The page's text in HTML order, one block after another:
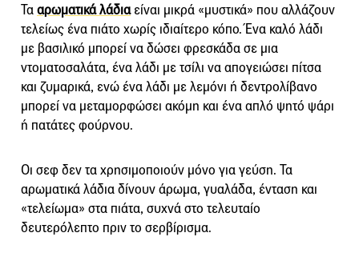
Τααρωματικά λάδιαείναι μικρά «μυστικά» που αλλάζουν
τελείως ένα πιάτο χωρίς ιδιαίτερο κόπο. Ένα καλό λάδι
με βασιλικό μπορεί να δώσει φρεσκάδα σε μια
ντοματοσαλάτα, ένα λάδι με τσίλι να απογειώσει πίτσα
και ζυμαρικά, ενώ ένα λάδι με λεμόνι ή δεντρολίβανο
μπορεί να μεταμορφώσει ακόμη και ένα απλό ψητό ψάρι
ή πατάτες φούρνου.
Οι σεφ δεν τα χρησιμοποιούν μόνο για γεύση. Τα
αρωματικά λάδια δίνουν άρωμα, γυαλάδα, ένταση και
«τελείωμα» στα πιάτα, συχνά στο τελευταίο
δευτερόλεπτο πριν το σερβίρισμα.